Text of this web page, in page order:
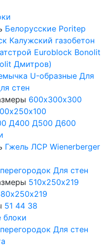
Белорусские Poritep
Калужский газобетон
Euroblock Bonolit
Дмитров)
U-образные Для
стен
600х300х300
Д400 Д500 Д600
Гжель ЛСР Wienerberger
Для стен
510х250х219
51 44 38
блоки
Для стен